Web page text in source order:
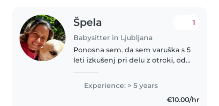
Špela
Babysitter in Ljubljana
1
Ponosna sem, da sem varuška s 5
leti izkušenj pri delu z otroki, od
Kot starša dveh otrok razumem
potrebe družin. Specialna in
rehabilitacijska pedagoginja,..
Experience: > 5 years
€10.00/hr